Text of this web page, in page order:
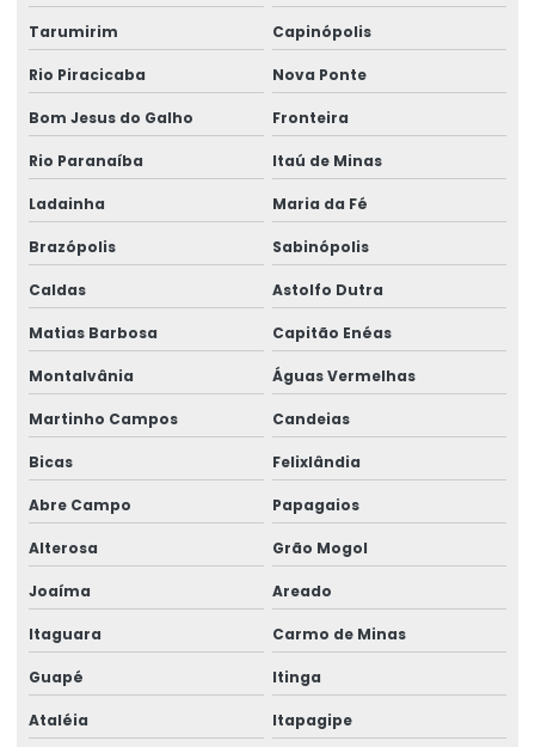
Tarumirim Capinópolis
Rio Piracicaba Nova Ponte
Bom Jesus do Galho Fronteira
Rio Paranaíba Itaú de Minas
Ladainha Maria da Fé
Brazópolis Sabinópolis
Caldas Astolfo Dutra
Matias Barbosa Capitão Enéas
Montalvânia Águas Vermelhas
Martinho Campos Candeias
Bicas Felixlândia
Abre Campo Papagaios
Alterosa Grão Mogol
Joaíma Areado
Itaguara Carmo de Minas
Guapé Itinga
Ataléia Itapagipe